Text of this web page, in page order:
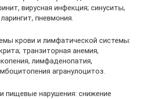
вирусная инфекция; синуситы,
пневмония.
крови и лимфатической системы:
транзиторная анемия,
лимфаденопатия,
агранулоцитоз.
пищевые нарушения: снижение